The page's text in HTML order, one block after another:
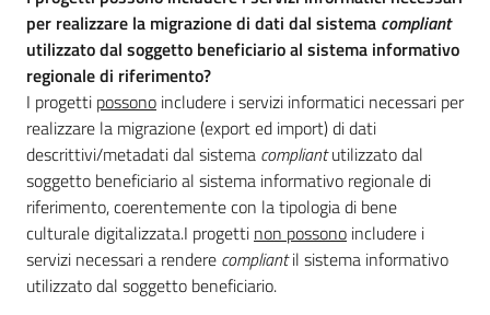
per realizzare la migrazione di dati dal sistema compliant
utilizzato dal soggetto beneficiario al sistema informativo
regionale di riferimento?
I progetti possono includere i servizi informatici necessari per
realizzare la migrazione (export ed import) di dati
descrittivi/metadati dal sistema compliantutilizzato dal
soggetto beneficiario al sistema informativo regionale di
riferimento, coerentemente con la tipologia di bene
culturale digitalizzata.I progetti non possono includere i
servizi necessari a rendere compliantil sistema informativo
utilizzato dal soggetto beneficiario.